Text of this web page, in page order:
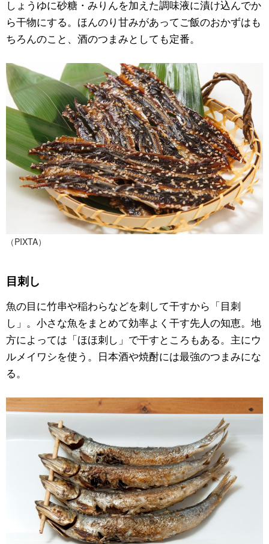
しょうゆに砂糖・みりんを加えた調味液に漬け込んでか
ら干物にする。ほんのり甘みがあってご飯のおかずはも
ちろんのこと、酒のつまみとしても定番。
（PIXTA）
目刺し
魚の目に竹串や稲わらなどを刺して干すから「目刺
し」。小さな魚をまとめて効率よく干す先人の知恵。地
方によっては「ほほ刺し」で干すところもある。主にウ
ルメイワシを使う。日本酒や焼酎には最強のつまみにな
る。